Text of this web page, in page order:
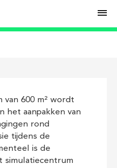
van 600 m² wordt
het aanpakken van
rond
tijdens de
is de
simulatiecentrum